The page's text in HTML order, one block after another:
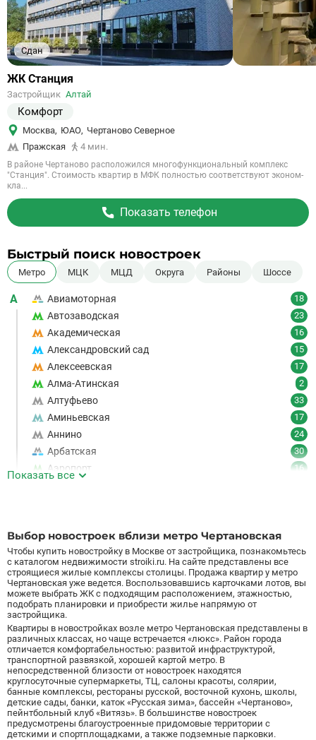
Сдан
Ссылка
объект
ЖК Станция
Застройщик Алтай
Комфорт
Москва, ЮАО, Чертаново Северное
Пражская
4 мин.
В районе Чертаново расположился многофункциональный комплекс
"Станция". Стоимость квартир в МФК полностью соответствуют эконом-
кла...
Показать телефон
Быстрый поиск новостроек
Метро МЦК МЦД Округа Районы Шоссе
А Авиамоторная 18
Автозаводская 23
Академическая 16
Александровский сад 15
Алексеевская 17
Алма-Атинская 2
Алтуфьево 33
Аминьевская 17
Аннино 24
Арбатская 30
Аэропорт 16
Баррикадная
Бауманская
Беговая 11
Беломорская
Белорусская
Беляево 11
Бибирево
Библиотека имени Ленина
Битцевский парк
Борисово
Боровицкая
Боровское шоссе
Показать все
Выбор новостроек вблизи метро Чертановская
Чтобы купить новостройку в Москве от застройщика, познакомьтесь
с каталогом недвижимости stroiki.ru. На сайте представлены все
строящиеся жилые комплексы столицы. Продажа квартир у метро
Чертановская уже ведется. Воспользовавшись карточками лотов, вы
можете выбрать ЖК с подходящим расположением, этажностью,
подобрать планировки и приобрести жилье напрямую от
застройщика.
Квартиры в новостройках возле метро Чертановская представлены в
различных классах, но чаще встречается «люкс». Район города
отличается комфортабельностью: развитой инфраструктурой,
транспортной развязкой, хорошей картой метро. В
непосредственной близости от новостроек находятся
круглосуточные супермаркеты, ТЦ, салоны красоты, солярии,
банные комплексы, рестораны русской, восточной кухонь, школы,
детские сады, банки, каток «Русская зима», бассейн «Чертаново»,
пейнтбольный клуб «Витязь». В большинстве новостроек
предусмотрены благоустроенные придомовые территории с
детскими и спортплощадками, а также подземные парковки.